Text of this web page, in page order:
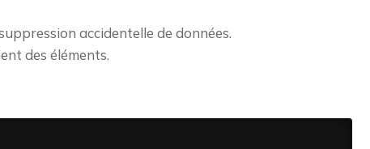
accidentelle de données.
des éléments.